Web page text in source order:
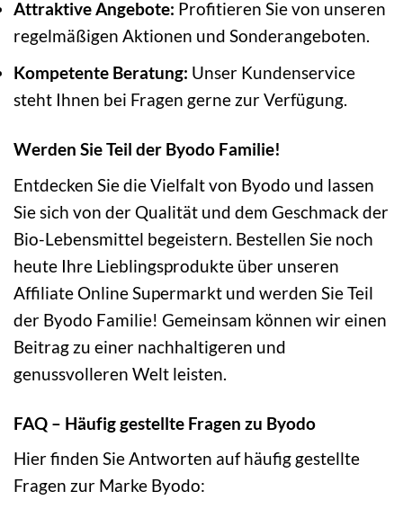
Attraktive Angebote: Profitieren Sie von unseren
regelmäßigen Aktionen und Sonderangeboten.
Kompetente Beratung: Unser Kundenservice
steht Ihnen bei Fragen gerne zur Verfügung.
Werden Sie Teil der Byodo Familie!
Entdecken Sie die Vielfalt von Byodo und lassen
Sie sich von der Qualität und dem Geschmack der
Bio-Lebensmittel begeistern. Bestellen Sie noch
heute Ihre Lieblingsprodukte über unseren
Affiliate Online Supermarkt und werden Sie Teil
der Byodo Familie! Gemeinsam können wir einen
Beitrag zu einer nachhaltigeren und
genussvolleren Welt leisten.
FAQ – Häufig gestellte Fragen zu Byodo
Hier finden Sie Antworten auf häufig gestellte
Fragen zur Marke Byodo: